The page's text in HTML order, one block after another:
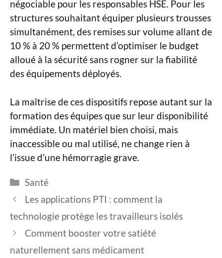
négociable pour les responsables HSE. Pour les
structures souhaitant équiper plusieurs trousses
simultanément, des remises sur volume allant de
10 % à 20 % permettent d’optimiser le budget
alloué à la sécurité sans rogner sur la fiabilité
des équipements déployés.
La maîtrise de ces dispositifs repose autant sur la
formation des équipes que sur leur disponibilité
immédiate. Un matériel bien choisi, mais
inaccessible ou mal utilisé, ne change rien à
l’issue d’une hémorragie grave.
Catégories
Santé
Les applications PTI : comment la
technologie protège les travailleurs isolés
Comment booster votre satiété
naturellement sans médicament